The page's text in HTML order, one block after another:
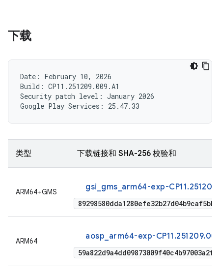
下载
Date: February 10, 2026
Build: CP11.251209.009.A1
Security patch level: January 2026
类型 下载链接和 SHA-256 校验和
ARM64+GMS gsi_gms_arm64-exp-
ARM64 aosp_arm64-exp-